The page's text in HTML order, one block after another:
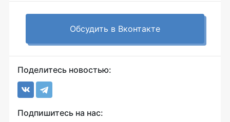
Обсудить в Вконтакте
Поделитесь новостью:
Подпишитесь на нас: